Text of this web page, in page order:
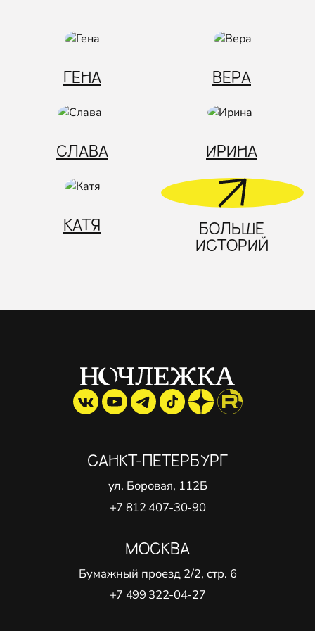
ГЕНА ВЕРА
СЛАВА ИРИНА
КАТЯ БОЛЬШЕ
ИСТОРИЙ
САНКТ-ПЕТЕРБУРГ
ул. Боровая, 112Б
+7 812 407-30-90
МОСКВА
Бумажный проезд 2/2, стр. 6
+7 499 322-04-27